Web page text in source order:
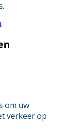
om uw
verkeer op